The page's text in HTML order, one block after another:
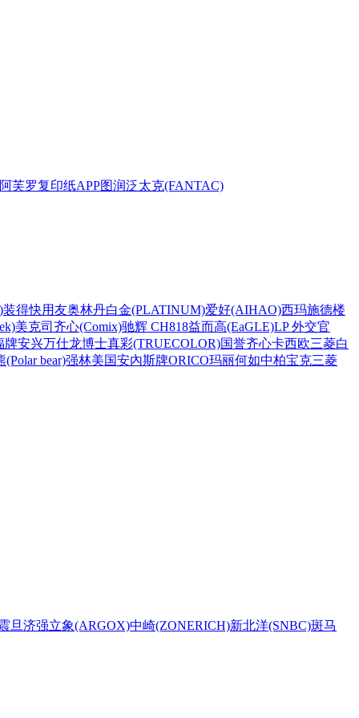
阿芙罗复印纸APP图润泛太克(FANTAC)
装得快用友奥林丹白金(PLATINUM)爱好(AIHAO)西玛施德楼
美克司 齐心(Comix)驰辉 CH818益而高(EaGLE)LP 外交官
牌安兴万仕龙博士真彩(TRUECOLOR)国誉齐心卡西欧三菱白
(Polar bear)强林美国安內斯牌ORICO玛丽何如中柏宝克三菱
旦济强立象(ARGOX)中崎(ZONERICH)新北洋(SNBC)斑马